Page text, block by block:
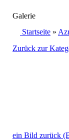
Galerie
Startseite »
Zurück zur
ein Bild zurück